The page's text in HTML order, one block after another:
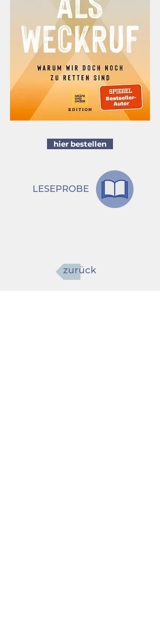
hier bestellen
LESEPROBE
zurück